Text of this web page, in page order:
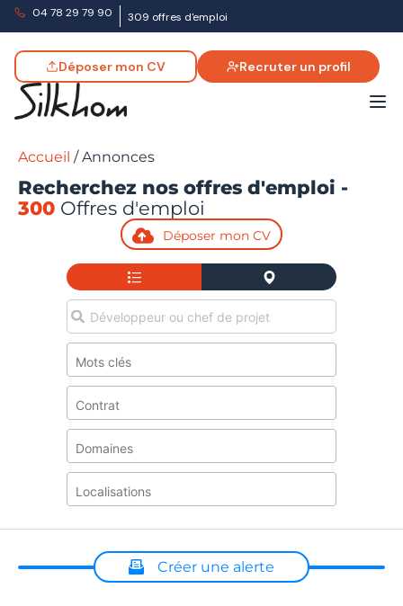
04 78 29 79 90 309 offres d'emploi
Déposer mon CV Recruter un profil
Accueil /Annonces
Recherchez nos offres d'emploi -
300 Offres d'emploi
Déposer mon CV
Créer une alerte